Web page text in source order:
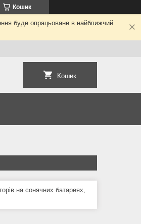
Кошик
буде опрацьоване в найближчий
Кошик
на сонячних батареях,